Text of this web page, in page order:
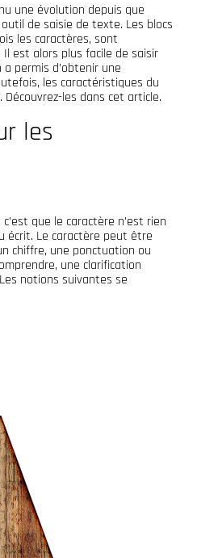
une évolution depuis que
de saisie de texte. Les blocs
les caractères, sont
est alors plus facile de saisir
permis d’obtenir une
les caractéristiques du
Découvrez-les dans cet article.
les
que le caractère n’est rien
écrit. Le caractère peut être
chiffre, une ponctuation ou
une clarification
notions suivantes se